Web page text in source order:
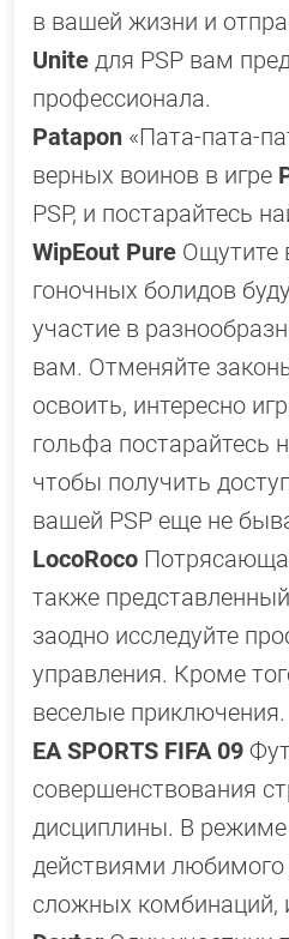
в вашей жизни и
Unite для PSP вам
профессионала.
Patapon «Пата-пата-
верных воинов в игре
PSP, и постарайтесь
WipEout Pure Ощутите
гоночных болидов
участие в
вам. Отменяйте
освоить, интересно
гольфа постарайтесь
чтобы получить
вашей PSP еще не
LocoRoco
также
заодно исследуйте
управления. Кроме
веселые приключения.
EA SPORTS FIFA 09
совершенствования
дисциплины. В режиме
действиями любимого
сложных комбинаций,